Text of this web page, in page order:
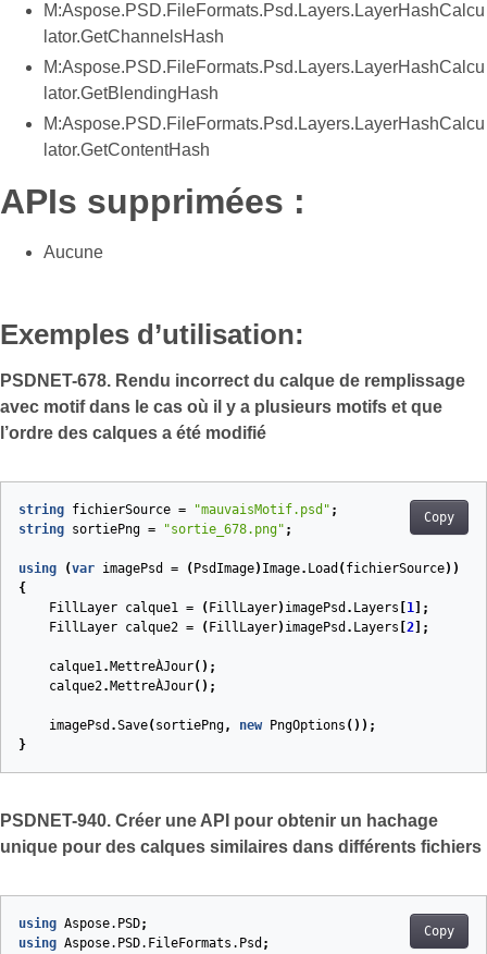
M:Aspose.PSD.FileFormats.Psd.Layers.LayerHashCalcu
lator.GetChannelsHash
M:Aspose.PSD.FileFormats.Psd.Layers.LayerHashCalcu
lator.GetBlendingHash
M:Aspose.PSD.FileFormats.Psd.Layers.LayerHashCalcu
lator.GetContentHash
APIs supprimées :
Aucune
Exemples d’utilisation:
PSDNET-678. Rendu incorrect du calque de remplissage
avec motif dans le cas où il y a plusieurs motifs et que
l’ordre des calques a été modifié
Copy
string fichierSource = "mauvaisMotif.psd" ;
string sortiePng = "sortie_678.png" ;
using (var imagePsd = ( PsdImage) Image. Load ( fichierSource))
{
FillLayer calque1 = ( FillLayer) imagePsd . Layers 1 ];
FillLayer calque2 = ( FillLayer) imagePsd . Layers 2 ];
calque1. MettreÀJour();
calque2. MettreÀJour();
imagePsd .Save( sortiePng, new PngOptions ());
}
PSDNET-940. Créer une API pour obtenir un hachage
unique pour des calques similaires dans différents fichiers
Copy
using Aspose.PSD;
using Aspose.PSD.FileFormats.Psd ;